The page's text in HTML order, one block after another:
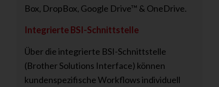
Box, DropBox, Google Drive™ & OneDrive.
Integrierte BSI-Schnittstelle
Über die integrierte BSI-Schnittstelle
(Brother Solutions Interface) können
kundenspezifische Workflows individuell